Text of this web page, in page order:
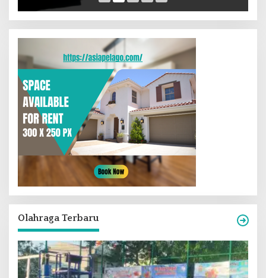
Olahraga Terbaru